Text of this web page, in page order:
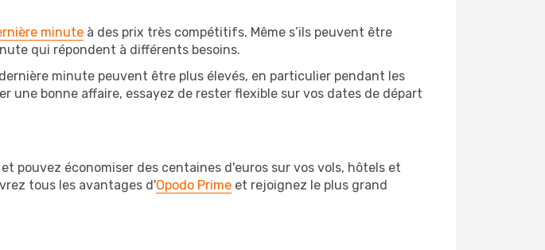
minute à des prix très compétitifs. Même s’ils peuvent être
qui répondent à différents besoins.
minute peuvent être plus élevés, en particulier pendant les
une bonne affaire, essayez de rester flexible sur vos dates de départ
pouvez économiser des centaines d'euros sur vos vols, hôtels et
tous les avantages d'Opodo Prime et rejoignez le plus grand